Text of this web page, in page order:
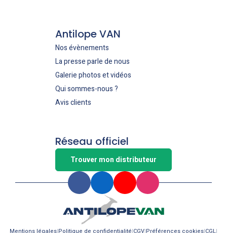
Antilope VAN
Nos évènements
La presse parle de nous
Galerie photos et vidéos
Qui sommes-nous ?
Avis clients
Réseau officiel
Trouver mon distributeur